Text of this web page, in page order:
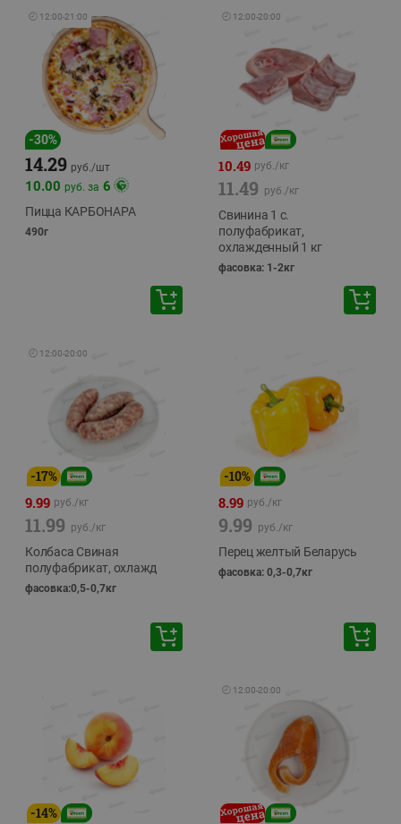
🕘 12:00-21:00
-30%
14.29 руб./шт
10.00 руб. за 6
Пицца КАРБОНАРА
490г
🕘 12:00-20:00
10.49 руб./кг
11.49 руб./кг
Свинина 1 с.
полуфабрикат,
охлажденный 1 кг
фасовка: 1-2кг
🕘 12:00-20:00
-17%
9.99 руб./кг
11.99 руб./кг
Колбаса Свиная
полуфабрикат, охлажд
фасовка:0,5-0,7кг
-10%
8.99 руб./кг
9.99 руб./кг
Перец желтый Беларусь
фасовка: 0,3-0,7кг
-14%
🕘 12:00-20:00